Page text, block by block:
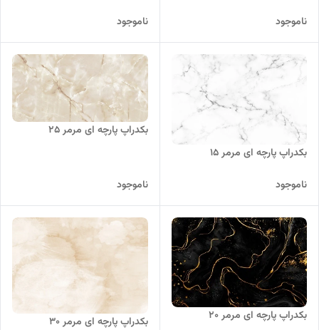
ناموجود ناموجود
بکدراپ پارچه ای مرمر 15
ناموجود
بکدراپ پارچه ای مرمر 25
ناموجود
بکدراپ پارچه ای مرمر 20 بکدراپ پارچه ای مرمر 30